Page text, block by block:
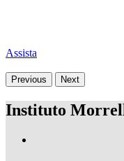
Assista
Previous Next
Instituto Morrell